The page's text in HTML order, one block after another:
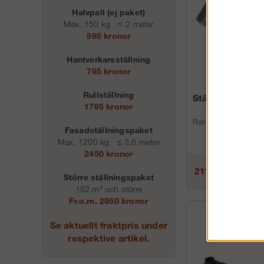
Halvpall (ej paket)
Max. 150 kg < 2 meter
595 kronor
Hantverkarsställning
795 kronor
Rullställning
1795 kronor
Fasadställningspaket
Max. 1200 kg
≤ 3,6 meter
2450 kronor
Större ställningspaket
182 m² och större
Fr.o.m. 2950 kronor
Se aktuellt fraktpris under
respektive artikel.
Ställningsnyckel
Robust
211 kr